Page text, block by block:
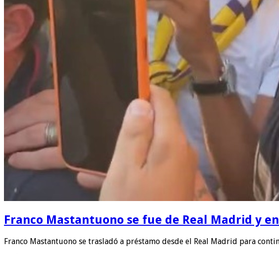
Franco Mastantuono se fue de Real Madrid y
Franco Mastantuono se trasladó a préstamo desde el Real Madrid para